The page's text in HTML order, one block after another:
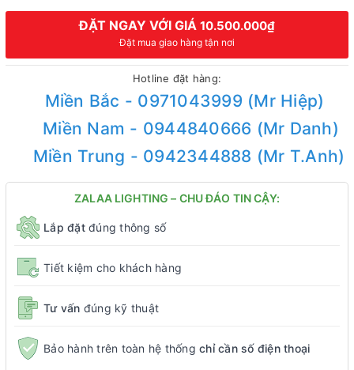
ĐẶT NGAY VỚI GIÁ 10.500.000₫
Đặt mua giao hàng tận nơi
Hotline đặt hàng:
Miền Bắc - 0971043999 (Mr Hiệp)
Miền Nam - 0944840666 (Mr Danh)
Miền Trung - 0942344888 (Mr T.Anh)
ZALAA LIGHTING – CHU ĐÁO TIN CẬY:
Lắp đặtđúng thông số
Tiết kiệm cho khách hàng
Tư vấn đúng kỹ thuật
Bảo hành trên toàn hệ thống chỉ cần số điện thoại